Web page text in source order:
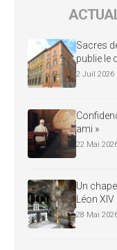
Sacres
publie le
2 Juil 2026
ami »
22 Mai
Un
Léon XIV
28 Mai